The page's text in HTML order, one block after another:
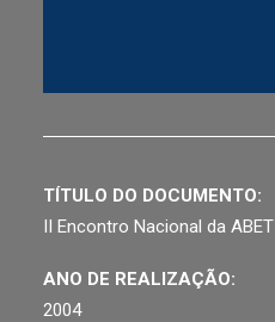
TÍTULO DO DOCUMENTO:
II Encontro Nacional da ABET
ANO DE REALIZAÇÃO:
2004